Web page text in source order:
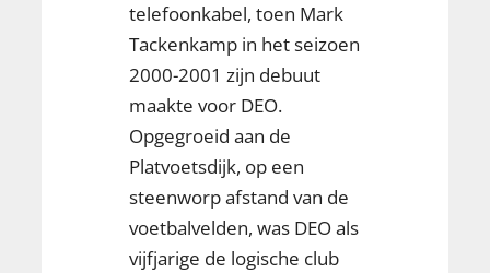
telefoonkabel, toen Mark
Tackenkamp in het seizoen
2000-2001 zijn debuut
maakte voor DEO.
Opgegroeid aan de
Platvoetsdijk, op een
steenworp afstand van de
voetbalvelden, was DEO als
vijfjarige de logische club